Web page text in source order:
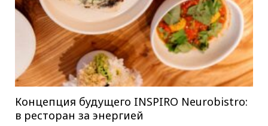
Концепция будущего INSPIRO Neurobistro:
в ресторан за энергией